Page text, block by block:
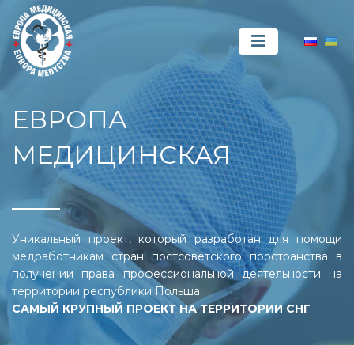
ЕВРОПА
МЕДИЦИНСКАЯ
Уникальный проект, который разработан для помощи
медработникам стран постсоветского пространства в
получении права профессиональной деятельности на
территории республики Польша
САМЫЙ КРУПНЫЙ ПРОЕКТ НА ТЕРРИТОРИИ СНГ